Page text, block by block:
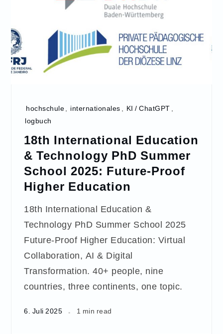
hochschule, internationales , KI / ChatGPT ,
logbuch
18th International Education
& Technology PhD Summer
School 2025: Future-Proof
Higher Education
18th International Education &
Technology PhD Summer School 2025
Future-Proof Higher Education: Virtual
Collaboration, AI & Digital
Transformation. 40+ people, nine
countries, three continents, one topic.
6. Juli 2025 1 min read